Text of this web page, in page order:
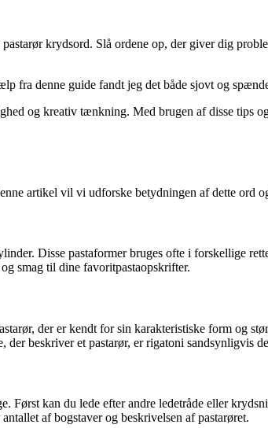
krydsord. Slå ordene op, der giver dig
fra denne guide fandt jeg det både sjovt og
og kreativ tænkning. Med brugen af disse tips
artikel vil vi udforske betydningen af dette
Disse pastaformer bruges ofte i forskellige
smag til dine favoritpastaopskrifter.
der er kendt for sin karakteristiske form og
beskriver et pastarør, er rigatoni sandsynligvis
kan du lede efter andre ledetråde eller
af bogstaver og beskrivelsen af pastarøret.